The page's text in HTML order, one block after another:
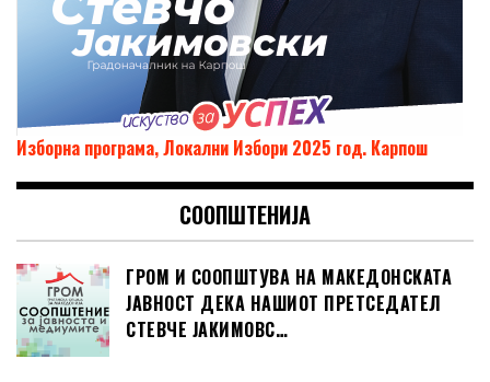
Изборна програма, Локални Избори 2025 год. Карпош
СООПШТЕНИЈА
ГРОМ И СООПШТУВА НА МАКЕДОНСКАТА
ЈАВНОСТ ДЕКА НАШИОТ ПРЕТСЕДАТЕЛ
СТЕВЧЕ ЈАКИМОВС…